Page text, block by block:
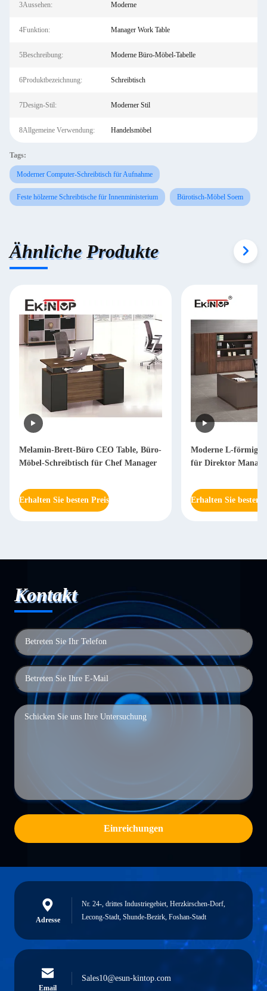
3Aussehen: Moderne
4Funktion: Manager Work Table
5Beschreibung: Moderne Büro-Möbel-Tabelle
6Produktbezeichnung: Schreibtisch
7Design-Stil: Moderner Stil
8Allgemeine Verwendung: Handelsmöbel
Tags:
Moderner Computer-Schreibtisch für Aufnahme
Feste hölzerne Schreibtische für Innenministerium Bürotisch-Möbel Soem
Ähnliche Produkte
Melamin-Brett-Büro CEO Table, Büro-
Möbel-Schreibtisch für Chef Manager
Erhalten Sie besten Preis
Moderne L-förmige
für Direktor
Erhalten Sie besten
Kontakt
Einreichungen
Adresse
Nr. 24-, drittes Industriegebiet, Herzkirschen-Dorf,
Lecong-Stadt, Shunde-Bezirk, Foshan-Stadt
Email
Sales10@esun-kintop.com